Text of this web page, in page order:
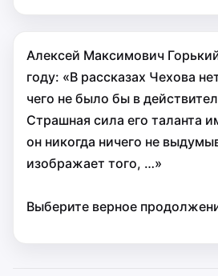
Алексей Максимович
году: «В рассказах Чехова
чего не было бы в
Страшная сила его таланта
он никогда ничего не
изображает того, …»
Выберите верное